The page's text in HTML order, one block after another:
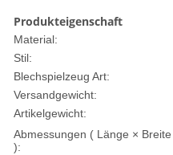
Produkteigenschaft
Material:
Stil:
Blechspielzeug Art:
Versandgewicht:
Artikelgewicht:
Abmessungen ( Länge ×
):